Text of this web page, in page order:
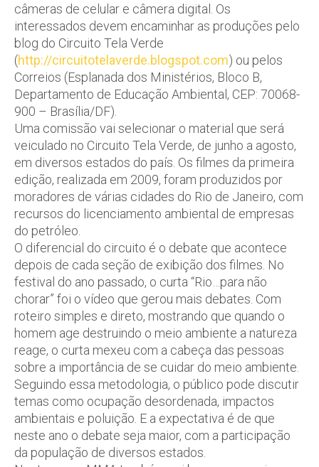
câmeras de celular e câmera digital. Os
interessados devem encaminhar as produções pelo
blog do Circuito Tela Verde
(http://circuitotelaverde.blogspot.com) ou pelos
Correios (Esplanada dos Ministérios, Bloco B,
Departamento de Educação Ambiental, CEP: 70068-
900 – Brasília/DF).
Uma comissão vai selecionar o material que será
veiculado no Circuito Tela Verde, de junho a agosto,
em diversos estados do país. Os filmes da primeira
edição, realizada em 2009, foram produzidos por
moradores de várias cidades do Rio de Janeiro, com
recursos do licenciamento ambiental de empresas
do petróleo.
O diferencial do circuito é o debate que acontece
depois de cada seção de exibição dos filmes. No
festival do ano passado, o curta “Rio…para não
chorar” foi o vídeo que gerou mais debates. Com
roteiro simples e direto, mostrando que quando o
homem age destruindo o meio ambiente a natureza
reage, o curta mexeu com a cabeça das pessoas
sobre a importância de se cuidar do meio ambiente.
Seguindo essa metodologia, o público pode discutir
temas como ocupação desordenada, impactos
ambientais e poluição. E a expectativa é de que
neste ano o debate seja maior, com a participação
da população de diversos estados.